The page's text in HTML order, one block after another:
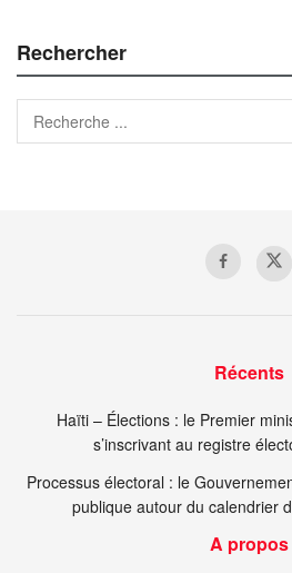
Rechercher
Récents
Haïti – Élections : le Premier
s’inscrivant au registre
Processus électoral : le
publique autour du calendrier
A propos